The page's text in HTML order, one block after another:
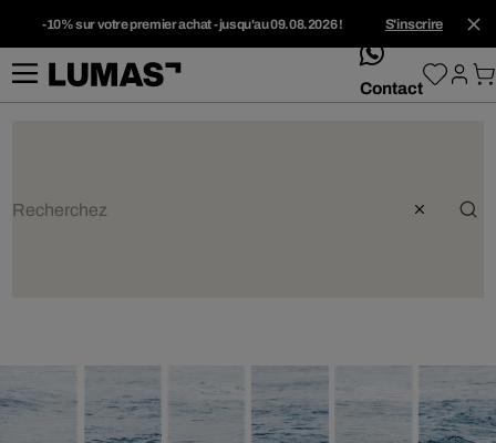
-10% sur votre premier achat - jusqu'au 09.08.2026 ! S'inscrire
whatsApp
Contact